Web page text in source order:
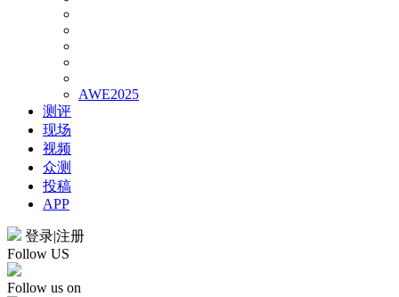
AWE2025
测评
现场
视频
众测
投稿
APP
登录|注册
Follow US
Follow us on